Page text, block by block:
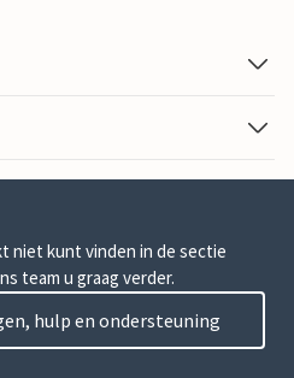
niet kunt vinden in de sectie
team u graag verder.
hulp en ondersteuning